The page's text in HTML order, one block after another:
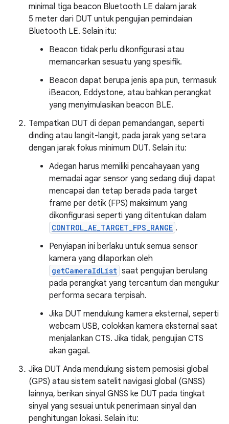
minimal tiga beacon Bluetooth LE dalam jarak
5 meter dari DUT untuk pengujian pemindaian
Bluetooth LE. Selain itu:
Beacon tidak perlu dikonfigurasi atau
memancarkan sesuatu yang spesifik.
Beacon dapat berupa jenis apa pun, termasuk
iBeacon, Eddystone, atau bahkan perangkat
yang menyimulasikan beacon BLE.
Tempatkan DUT di depan pemandangan, seperti
dinding atau langit-langit, pada jarak yang setara
dengan jarak fokus minimum DUT. Selain itu:
Adegan harus memiliki pencahayaan yang
memadai agar sensor yang sedang diuji dapat
mencapai dan tetap berada pada target
frame per detik (FPS) maksimum yang
dikonfigurasi seperti yang ditentukan dalam
CONTROL_AE_TARGET_FPS_RANGE .
Penyiapan ini berlaku untuk semua sensor
kamera yang dilaporkan oleh
getCameraIdList saat pengujian berulang
pada perangkat yang tercantum dan mengukur
performa secara terpisah.
Jika DUT mendukung kamera eksternal, seperti
webcam USB, colokkan kamera eksternal saat
menjalankan CTS. Jika tidak, pengujian CTS
akan gagal.
Jika DUT Anda mendukung sistem pemosisi global
(GPS) atau sistem satelit navigasi global (GNSS)
lainnya, berikan sinyal GNSS ke DUT pada tingkat
sinyal yang sesuai untuk penerimaan sinyal dan
penghitungan lokasi. Selain itu: